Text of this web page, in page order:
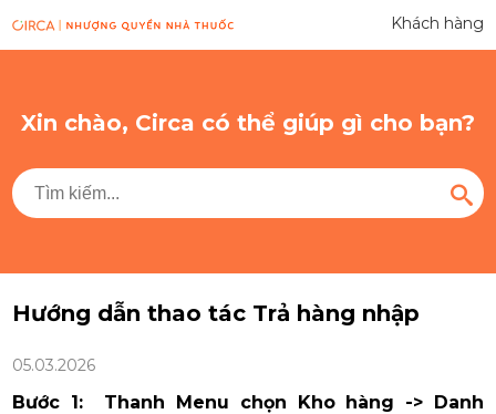
Khách hàng
Xin chào, Circa có thể giúp gì cho bạn?
Hướng dẫn thao tác Trả hàng nhập
05.03.2026
Bước 1: Thanh Menu chọn Kho hàng -> Danh